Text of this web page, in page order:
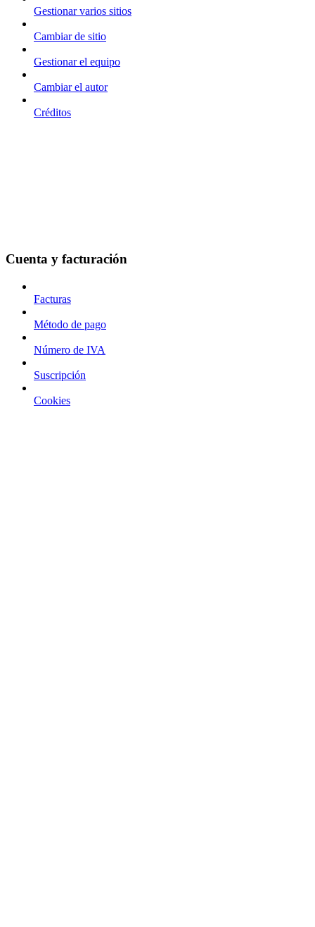
Gestionar varios sitios
Cambiar de sitio
Gestionar el equipo
Cambiar el autor
Créditos
Cuenta y facturación
Facturas
Método de pago
Número de IVA
Suscripción
Cookies